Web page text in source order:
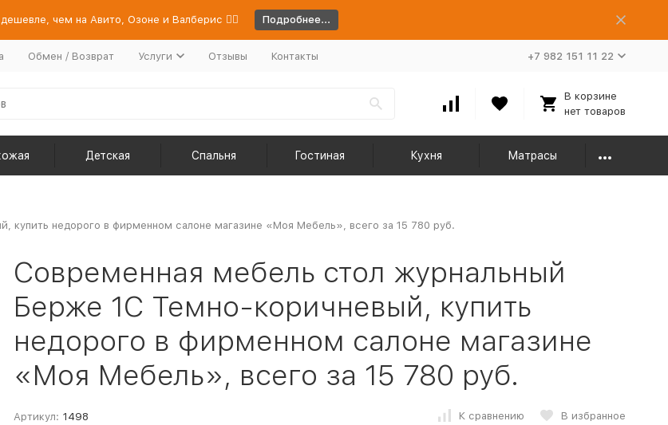
чем на Авито, Озоне и Валберис 👉🏻 Подробнее...
Обмен / Возврат Услуги Отзывы Контакты +7 982 151 11 22
В корзине
нет товаров
Детская Спальня Гостиная Кухня Матрасы
купить недорого в фирменном салоне магазине «Моя Мебель», всего за 15 780 руб.
Современная мебель стол журнальный
Берже 1С Темно-коричневый, купить
недорого в фирменном салоне магазине
«Моя Мебель», всего за 15 780 руб.
Артикул: 1498 К сравнению В избранное